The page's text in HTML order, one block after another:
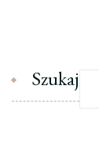
Szukaj